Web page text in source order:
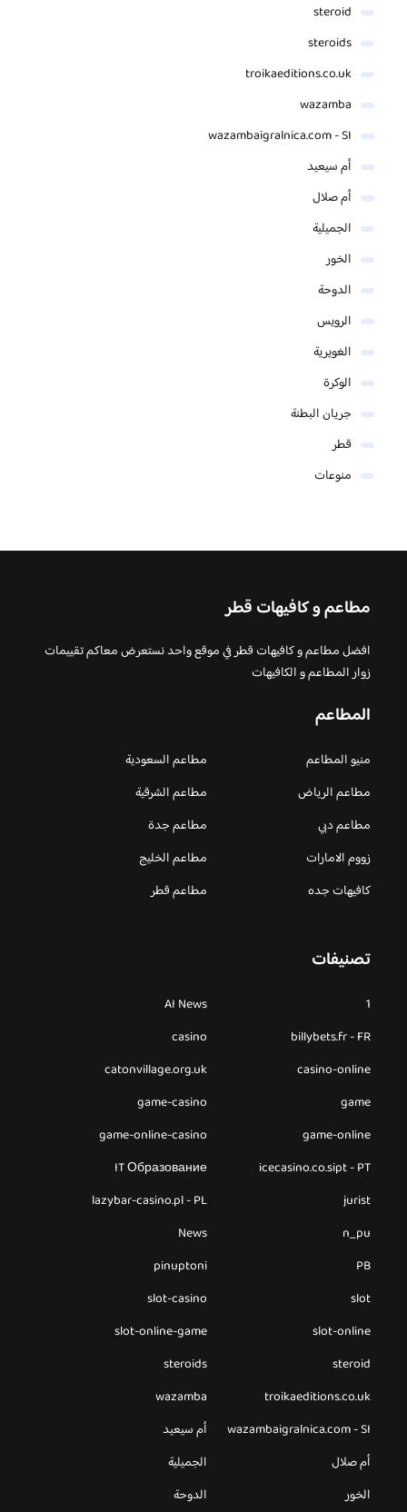
steroid
steroids
troikaeditions.co.uk
wazamba
wazambaigralnica.com - SI
أم سيعيد
أم صلال
الجميلية
الخور
الدوحة
الرويس
الغويرية
الوكرة
جريان البطنة
قطر
منوعات
مطاعم و كافيهات قطر
افضل مطاعم و كافيهات قطر في موقع واحد نستعرض معاكم تقييمات
زوار المطاعم و الكافيهات
المطاعم
منيو المطاعم
مطاعم السعودية
مطاعم الرياض
مطاعم الشرقية
مطاعم دبي
مطاعم جدة
زووم الامارات
مطاعم الخليج
كافيهات جده
مطاعم قطر
تصنيفات
1
AI News
billybets.fr - FR
casino
casino-online
catonvillage.org.uk
game
game-casino
game-online
game-online-casino
icecasino.co.sipt - PT
IT Образование
jurist
lazybar-casino.pl - PL
n_pu
News
PB
pinuptoni
slot
slot-casino
slot-online
slot-online-game
steroid
steroids
troikaeditions.co.uk
wazamba
wazambaigralnica.com - SI
أم سيعيد
أم صلال
الجميلية
الخور
الدوحة